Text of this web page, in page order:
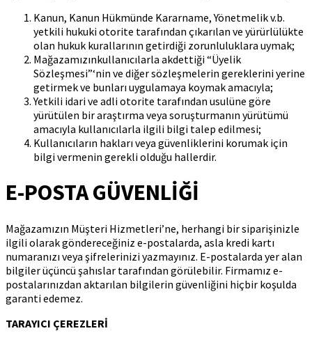
Kanun, Kanun Hükmünde Kararname, Yönetmelik v.b.
yetkili hukuki otorite tarafından çıkarılan ve yürürlülükte
olan hukuk kurallarının getirdiği zorunluluklara uymak;
Mağazamızınkullanıcılarla akdettiği “Üyelik
Sözleşmesi”‘nin ve diğer sözleşmelerin gereklerini yerine
getirmek ve bunları uygulamaya koymak amacıyla;
Yetkili idari ve adli otorite tarafından usulüne göre
yürütülen bir araştırma veya soruşturmanın yürütümü
amacıyla kullanıcılarla ilgili bilgi talep edilmesi;
Kullanıcıların hakları veya güvenliklerini korumak için
bilgi vermenin gerekli olduğu hallerdir.
E-POSTA GÜVENLİĞİ
Mağazamızın Müşteri Hizmetleri’ne, herhangi bir siparişinizle
ilgili olarak göndereceğiniz e-postalarda, asla kredi kartı
numaranızı veya şifrelerinizi yazmayınız. E-postalarda yer alan
bilgiler üçüncü şahıslar tarafından görülebilir. Firmamız e-
postalarınızdan aktarılan bilgilerin güvenliğini hiçbir koşulda
garanti edemez.
TARAYICI ÇEREZLERİ